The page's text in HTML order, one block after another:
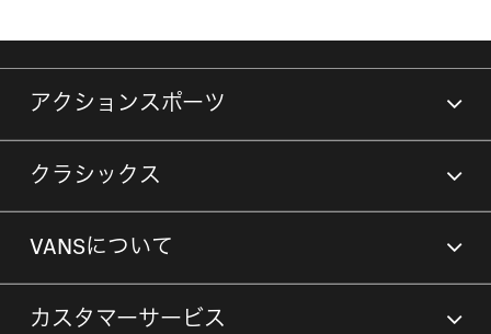
アクションスポーツ
クラシックス
VANSについて
カスタマーサービス